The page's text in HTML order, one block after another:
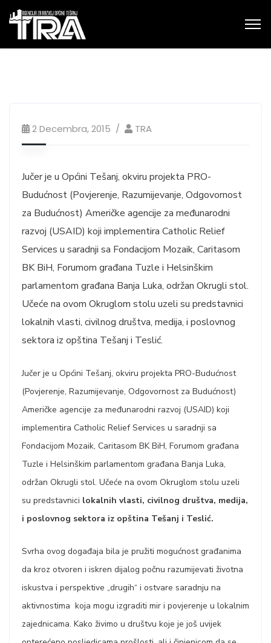
2 Decembra, 2015 TRA
Jučer je u Općini Tešanj, okviru projekta PRO-
Budućnost (Povjerenje, Razumijevanje, Odgovornost
za Budućnost) Američke agencije za međunarodni
razvoj (USAID) koji implementira Catholic Relief
Services u saradnji sa Fondacijom Mozaik, Caritasom
BK BiH, Forumom građana Tuzle i Helsinškim
parlamentom građana Banja Luka, održan Okrugli stol.
Učeće na ovom Okruglom stolu uzeli su predstavnici
lokalnih vlasti, civilnog društva, medija, i poslovnog
sektora iz opština Tešanj i Teslić.
Jučer je u Općini Tešanj, okviru projekta PRO-Budućnost
(Povjerenje, Razumijevanje, Odgovornost za Budućnost)
Američke agencije za međunarodni razvoj (USAID) koji
implementira Catholic Relief Services u saradnji sa
Fondacijom Mozaik, Caritasom BK BiH, Forumom građana
Tuzle i Helsinškim parlamentom građana Banja Luka,
održan Okrugli stol. Učeće na ovom Okruglom stolu uzeli
su predstavnici lokalnih vlasti, civilnog društva, medija,
i poslovnog sektora iz opština Tešanj i Teslić.
Svrha ovog događaja bila je pružiti mogućnost građanima
da kroz otvoren i iskren dijalog počnu razumijevati životna
iskustva i perspektive „drugih“ i ostvare saradnju na
aktivnostima koja mogu izgraditi mir i povjerenje u lokalnim
zajednicama. Kako živimo u društvu koje je još uvijek